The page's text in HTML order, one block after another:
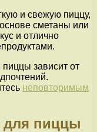
и свежую пиццу,
сметаны или
и отлично
зависит от
неповторимым
для пиццы